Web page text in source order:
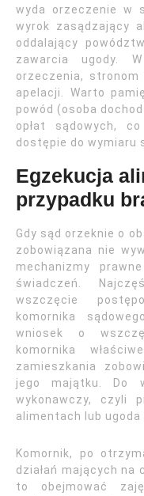
wyda orzeczenie w
wyrok zasądzający
oddalający
zawarcia ugody.
orzeczenia, stronom
apelacji. Warto
powód (osoba
opłat sądowych,
dostępie do wymiaru
Egzekucja
przypadku
Gdy sąd orzeknie o
zobowiązana nie
mechanizmy
świadczeń.
wszczęcie
komornika
wniosek o
komornika
zamieszkania
jego majątku. Do
wykonawczy, czyli
alimentach lub ugoda
Komornik, po
działań mających na
to obejmować